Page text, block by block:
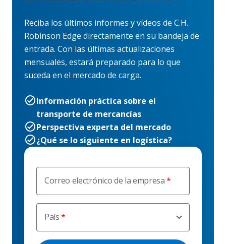
Correo electrónico de la empresa
País
Reciba los últimos informes y vídeos de C.H.
Robinson Edge directamente en su bandeja de
entrada. Con las últimas actualizaciones
mensuales, estará preparado para lo que
suceda en el mercado de carga.
Información práctica sobre el
transporte de mercancías
Perspectiva experta del mercado
¿Qué se lo siguiente en logística?